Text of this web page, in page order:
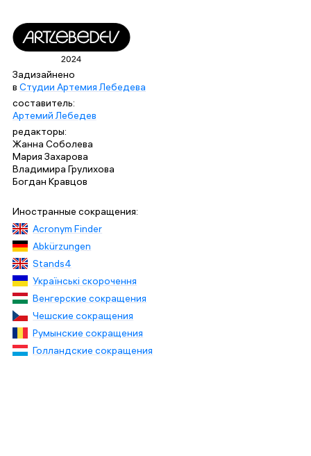
Задизайнено
в Студии Артемия Лебедева
cоставитель:
Артемий Лебедев
редакторы:
Жанна Соболева
Мария Захарова
Владимира Грулихова
Богдан Кравцов
Иностранные сокращения:
Acronym Finder
Abkürzungen
Stands4
Украïнськi скорочення
Венгерские сокращения
Чешские сокращения
Румынские сокращения
Голландские сокращения